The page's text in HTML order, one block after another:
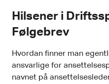
Hilsener i
Følgebrev
Hvordan finner man
ansvarlige for
navnet på